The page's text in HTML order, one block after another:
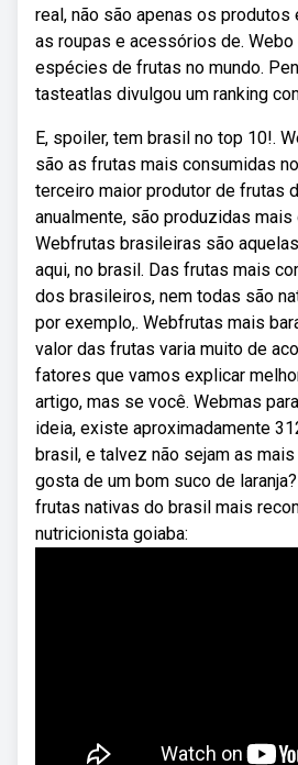
real, não são apenas os
as roupas e acessórios de.
espécies de frutas no mundo.
tasteatlas divulgou um ranking
E, spoiler, tem brasil no top 10!.
são as frutas mais consumidas
terceiro maior produtor de frutas
anualmente, são produzidas
Webfrutas brasileiras são
aqui, no brasil. Das frutas mais
dos brasileiros, nem todas são
por exemplo,. Webfrutas mais
valor das frutas varia muito de
fatores que vamos explicar
artigo, mas se você. Webmas
ideia, existe aproximadamente
brasil, e talvez não sejam as
gosta de um bom suco de
frutas nativas do brasil mais
nutricionista goiaba: